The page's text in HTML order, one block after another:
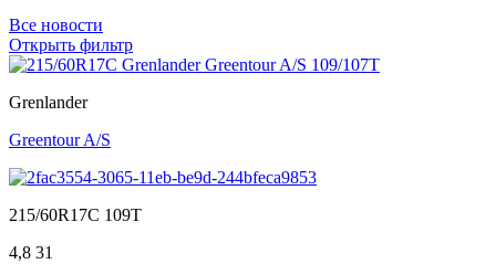
Все новости
Открыть фильтр
Grenlander
Greentour A/S
215/60R17C 109T
4,8 31